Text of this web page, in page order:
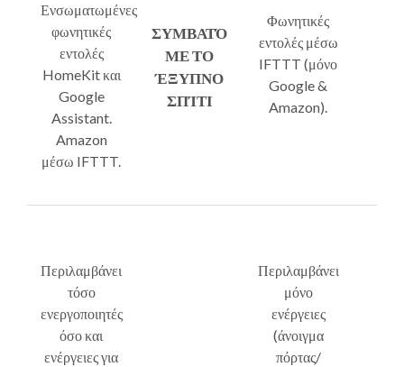
Ενσωματωμένες
φωνητικές
εντολές
HomeKit και
Google
Assistant.
Amazon
μέσω IFTTT.
ΣΥΜΒΑΤΌ
ΜΕ ΤΟ
ΈΞΥΠΝΟ
ΣΠΊΤΙ
Φωνητικές
εντολές μέσω
IFTTT (μόνο
Google &
Amazon).
Περιλαμβάνει
τόσο
ενεργοποιητές
όσο και
ενέργειες για
Περιλαμβάνει
μόνο
ενέργειες
(άνοιγμα
πόρτας/